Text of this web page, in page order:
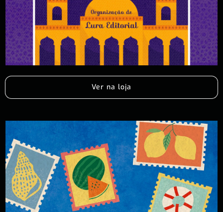
Ver na loja